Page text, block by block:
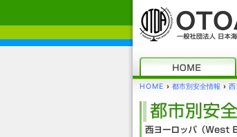
HOME › 都市別安全情報 › 西